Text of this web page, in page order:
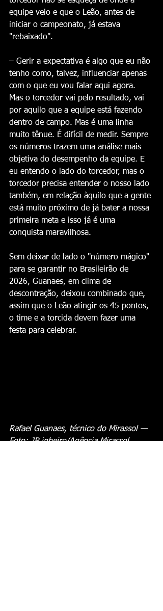
equipe veio e que o Leão, antes de
iniciar o campeonato, já estava
"rebaixado".
– Gerir a expectativa é algo que eu não
tenho como, talvez, influenciar apenas
com o que eu vou falar aqui agora.
Mas o torcedor vai pelo resultado, vai
por aquilo que a equipe está fazendo
dentro de campo. Mas é uma linha
muito tênue. É difícil de medir. Sempre
os números trazem uma análise mais
objetiva do desempenho da equipe. E
eu entendo o lado do torcedor, mas o
torcedor precisa entender o nosso lado
também, em relação àquilo que a gente
está muito próximo de já bater a nossa
primeira meta e isso já é uma
conquista maravilhosa.
Sem deixar de lado o "número mágico"
para se garantir no Brasileirão de
2026, Guanaes, em clima de
descontração, deixou combinado que,
assim que o Leão atingir os 45 pontos,
o time e a torcida devem fazer uma
festa para celebrar.
Rafael Guanaes, técnico do Mirassol —
Foto: JP inheiro/Agência Mirassol